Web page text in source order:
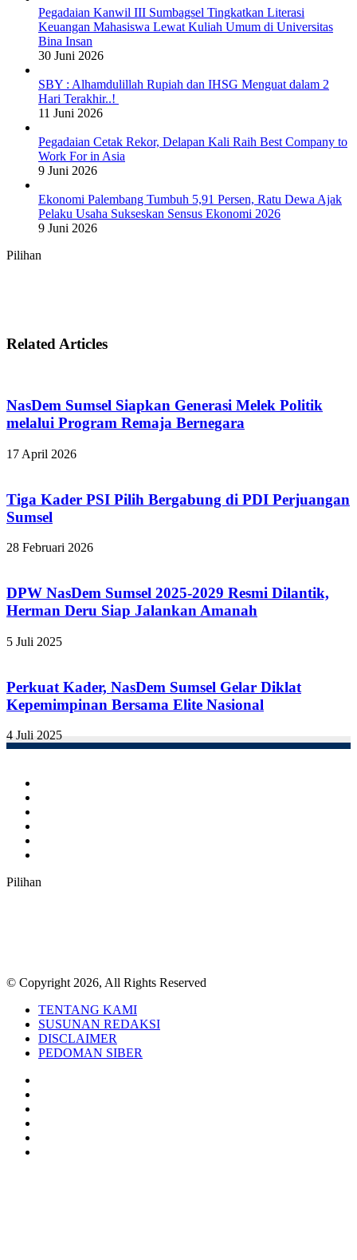
Pegadaian Kanwil III Sumbagsel Tingkatkan Literasi
Keuangan Mahasiswa Lewat Kuliah Umum di Universitas
Bina Insan
30 Juni 2026
SBY : Alhamdulillah Rupiah dan IHSG Menguat dalam 2
Hari Terakhir..!
11 Juni 2026
Pegadaian Cetak Rekor, Delapan Kali Raih Best Company to
Work For in Asia
9 Juni 2026
Ekonomi Palembang Tumbuh 5,91 Persen, Ratu Dewa Ajak
Pelaku Usaha Sukseskan Sensus Ekonomi 2026
9 Juni 2026
Pilihan
Related Articles
NasDem Sumsel Siapkan Generasi Melek Politik
melalui Program Remaja Bernegara
17 April 2026
Tiga Kader PSI Pilih Bergabung di PDI Perjuangan
Sumsel
28 Februari 2026
DPW NasDem Sumsel 2025-2029 Resmi Dilantik,
Herman Deru Siap Jalankan Amanah
5 Juli 2025
Perkuat Kader, NasDem Sumsel Gelar Diklat
Kepemimpinan Bersama Elite Nasional
4 Juli 2025
Pilihan
© Copyright 2026, All Rights Reserved
TENTANG KAMI
SUSUNAN REDAKSI
DISCLAIMER
PEDOMAN SIBER